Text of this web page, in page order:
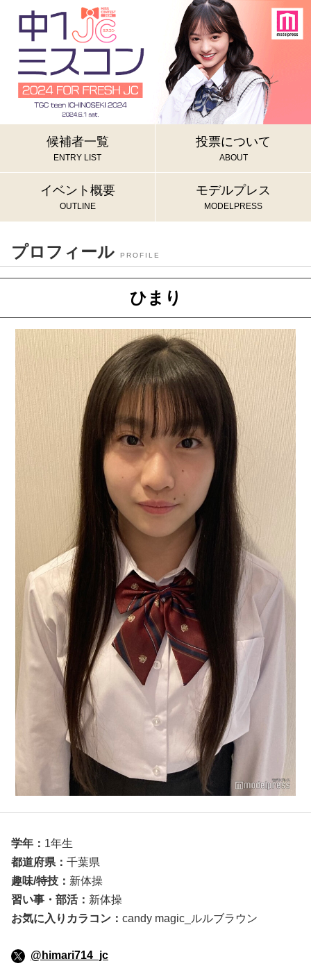
候補者一覧
ENTRY LIST
投票について
ABOUT
イベント概要
OUTLINE
モデルプレス
MODELPRESS
プロフィール PROFILE
ひまり
学年： 1年生
都道府県： 千葉県
趣味/特技： 新体操
習い事・部活： 新体操
お気に入りカラコン ： candy magic_ルルブラウン
@himari714_jc